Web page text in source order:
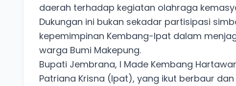
daerah terhadap kegiatan olahraga
Dukungan ini bukan sekadar partisipasi
kepemimpinan Kembang-Ipat dalam
warga Bumi Makepung.
Bupati Jembrana, I Made Kembang
Patriana Krisna (Ipat), yang ikut berbaur